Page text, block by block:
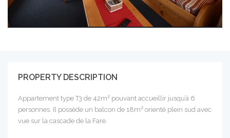
PROPERTY DESCRIPTION
Appartement type T3 de 42m² pouvant accueillir jusqu’à 6
personnes. Il possède un balcon de 18m² orienté plein sud avec
vue sur la cascade de la Fare.